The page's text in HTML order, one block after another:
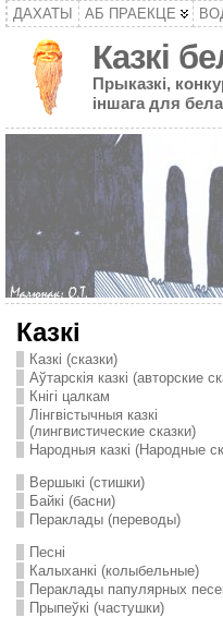
ДАХАТЫ АБ ПРАЕКЦЕ
Казкі
Прыказкі,
іншага для
Казкі
Казкі (сказки)
Аўтарскія казкі (авторские
Кнігі цалкам
Лінгвістычныя казкі
(лингвистические сказки)
Народныя казкі (Народные
Вершыкі (стишки)
Байкі (басни)
Пераклады (переводы)
Песні
Калыханкі (колыбельные)
Пераклады папулярных
Прыпеўкі (частушки)